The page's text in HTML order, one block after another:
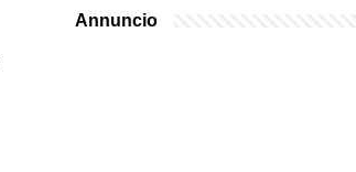
Annuncio